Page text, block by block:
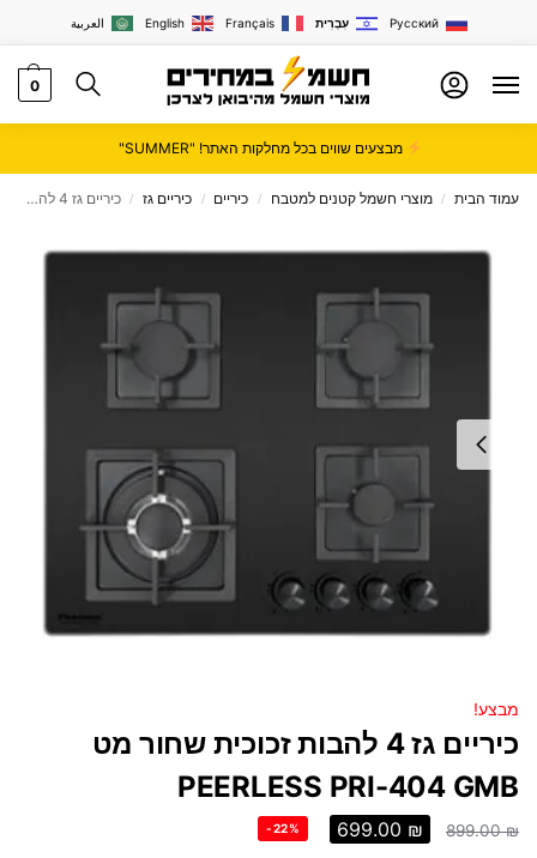
العربية English Français עִבְרִית Русский
0
מבצעים שווים בכל מחלקות האתר! "SUMMER"
עמוד הבית / מוצרי חשמל קטנים למטבח / כיריים / כיריים גז / כיריים גז 4 להבות זכוכית שחור מט PEERLESS PRI-404 GMB
מבצע!
כיריים גז 4 להבות זכוכית שחור מט
PEERLESS PRI-404 GMB
899.00₪
699.00 ₪
-22%